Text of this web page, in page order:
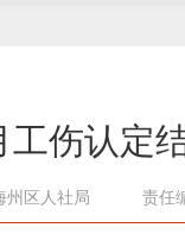
工伤认定
州区人社局 责任